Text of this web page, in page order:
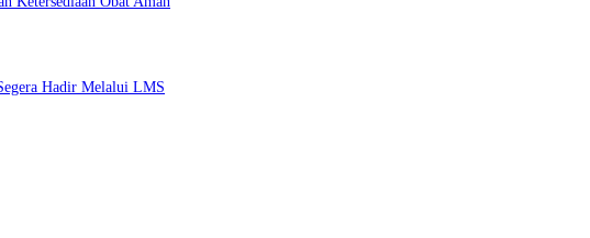
Hadir Melalui LMS